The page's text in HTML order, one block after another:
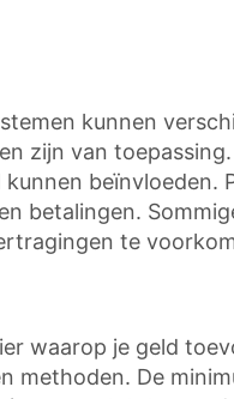
kunnen
zijn van
kunnen
betalingen.
te
waarop je geld
methoden. De